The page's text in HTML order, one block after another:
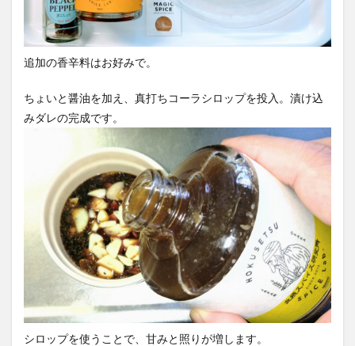
追加の香辛料はお好みで。
ちょいと醤油を加え、真打ちコーラシロップを投入。漬け込
みダレの完成です。
シロップを使うことで、甘みと照りが増します。
KAMECOLA
karmanncoffee
MOTO COLA
MotoCola
muennnosuke
あまさけ
アメリカ
サントリー
ジャンクフード
スーパーコーラ
コカコーラ博物館
スパイス
スパイスカレー
スパワールド
ゼリー
ととのふコーラ
ともコーラ
ドリンク
ドリンクレビュー
なごみの湯
ご当地
コーラを楽しむ
イセカルダモンコーラ
カフェイン
いってみた
イベント
インタビュー
ウィルキンソン
エピス
お肉 カカオニブ
カカオ生コーラ
カップヌードル
カルディドライクラフトコーラ